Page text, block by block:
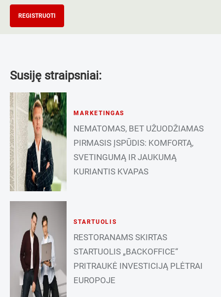
REGISTRUOTI
Susiję straipsniai:
MARKETINGAS
NEMATOMAS, BET UŽUODŽIAMAS
PIRMASIS ĮSPŪDIS: KOMFORTĄ,
SVETINGUMĄ IR JAUKUMĄ
KURIANTIS KVAPAS
STARTUOLIS
RESTORANAMS SKIRTAS
STARTUOLIS „BACKOFFICE“
PRITRAUKĖ INVESTICIJĄ PLĖTRAI
EUROPOJE